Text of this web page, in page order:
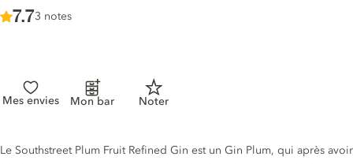
Score :
7.7/ 10
3 notes
Mes envies Mon bar Noter
Description du gin
Le Southstreet Plum Fruit Refined Gin est un Gin Plum, qui après avoir